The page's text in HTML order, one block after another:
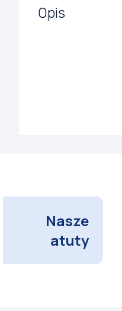
Opis
Nasze
atuty